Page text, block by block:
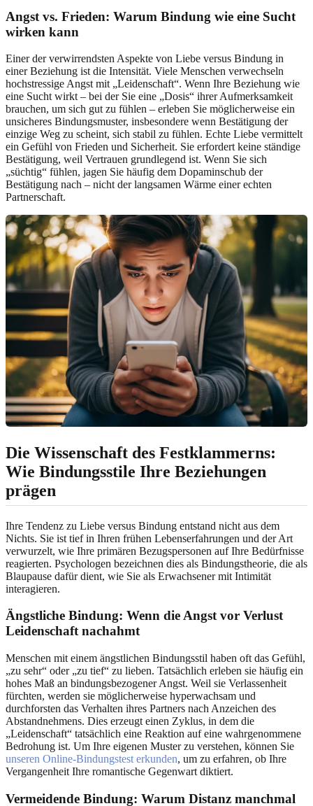
Angst vs. Frieden: Warum Bindung wie eine Sucht
wirken kann
Einer der verwirrendsten Aspekte von Liebe versus Bindung in
einer Beziehung ist die Intensität. Viele Menschen verwechseln
hochstressige Angst mit „Leidenschaft“. Wenn Ihre Beziehung wie
eine Sucht wirkt – bei der Sie eine „Dosis“ ihrer Aufmerksamkeit
brauchen, um sich gut zu fühlen – erleben Sie möglicherweise ein
unsicheres Bindungsmuster, insbesondere wenn Bestätigung der
einzige Weg zu scheint, sich stabil zu fühlen. Echte Liebe vermittelt
ein Gefühl von Frieden und Sicherheit. Sie erfordert keine ständige
Bestätigung, weil Vertrauen grundlegend ist. Wenn Sie sich
„süchtig“ fühlen, jagen Sie häufig dem Dopaminschub der
Bestätigung nach – nicht der langsamen Wärme einer echten
Partnerschaft.
Die Wissenschaft des Festklammerns:
Wie Bindungsstile Ihre Beziehungen
prägen
Ihre Tendenz zu Liebe versus Bindung entstand nicht aus dem
Nichts. Sie ist tief in Ihren frühen Lebenserfahrungen und der Art
verwurzelt, wie Ihre primären Bezugspersonen auf Ihre Bedürfnisse
reagierten. Psychologen bezeichnen dies als Bindungstheorie, die als
Blaupause dafür dient, wie Sie als Erwachsener mit Intimität
interagieren.
Ängstliche Bindung: Wenn die Angst vor Verlust
Leidenschaft nachahmt
Menschen mit einem ängstlichen Bindungsstil haben oft das Gefühl,
„zu sehr“ oder „zu tief“ zu lieben. Tatsächlich erleben sie häufig ein
hohes Maß an bindungsbezogener Angst. Weil sie Verlassenheit
fürchten, werden sie möglicherweise hyperwachsam und
durchforsten das Verhalten ihres Partners nach Anzeichen des
Abstandnehmens. Dies erzeugt einen Zyklus, in dem die
„Leidenschaft“ tatsächlich eine Reaktion auf eine wahrgenommene
Bedrohung ist. Um Ihre eigenen Muster zu verstehen, können Sie
unseren Online-Bindungstest erkunden, um zu erfahren, ob Ihre
Vergangenheit Ihre romantische Gegenwart diktiert.
Vermeidende Bindung: Warum Distanz manchmal